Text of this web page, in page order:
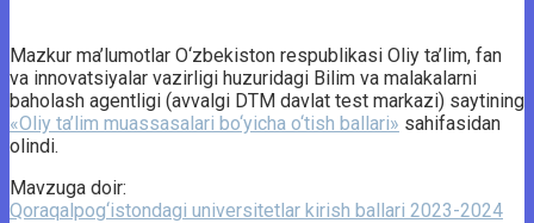
Mazkur ma’lumotlar O‘zbekiston respublikasi Oliy ta’lim, fan
va innovatsiyalar vazirligi huzuridagi Bilim va malakalarni
baholash agentligi (avvalgi DTM davlat test markazi) saytining
«Oliy ta’lim muassasalari bo‘yicha o‘tish ballari» sahifasidan
olindi.
Mavzuga doir:
Qoraqalpog‘istondagi universitetlar kirish ballari 2023-2024